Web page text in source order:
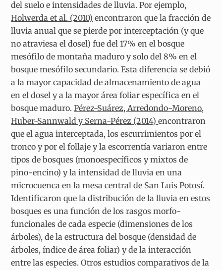
del suelo e intensidades de lluvia. Por ejemplo,
Holwerda et al. (2010) encontraron que la fracción de
lluvia anual que se pierde por interceptación (y que
no atraviesa el dosel) fue del 17% en el bosque
mesófilo de montaña maduro y solo del 8% en el
bosque mesófilo secundario. Esta diferencia se debió
a la mayor capacidad de almacenamiento de agua
en el dosel y a la mayor área foliar específica en el
bosque maduro.Pérez-Suárez, Arredondo-Moreno,
Huber-Sannwald y Serna-Pérez (2014)encontraron
que el agua interceptada, los escurrimientos por el
tronco y por el follaje y la escorrentía variaron entre
tipos de bosques (monoespecíficos y mixtos de
pino-encino) y la intensidad de lluvia en una
microcuenca en la mesa central de San Luis Potosí.
Identificaron que la distribución de la lluvia en estos
bosques es una función de los rasgos morfo-
funcionales de cada especie (dimensiones de los
árboles), de la estructura del bosque (densidad de
árboles, índice de área foliar) y de la interacción
entre las especies. Otros estudios comparativos de la